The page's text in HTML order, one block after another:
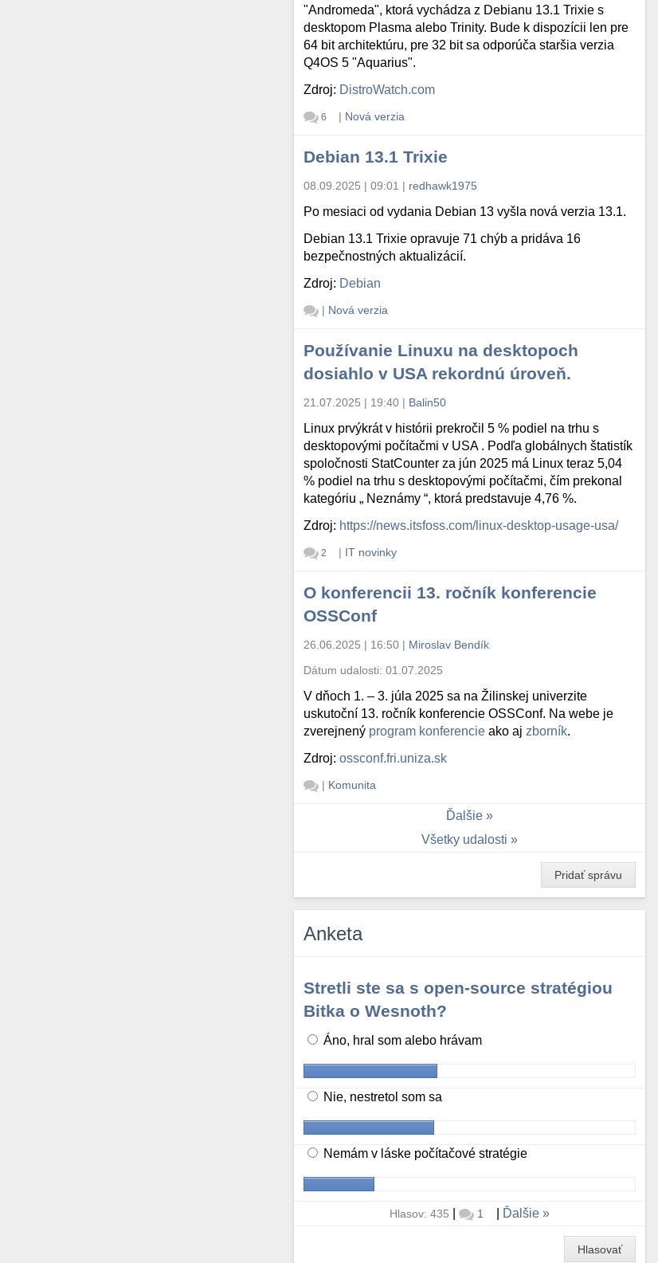
"Andromeda", ktorá vychádza z Debianu 13.1 Trixie s
desktopom Plasma alebo Trinity. Bude k dispozícii len pre
64 bit architektúru, pre 32 bit sa odporúča staršia verzia
Q4OS 5 "Aquarius".
Zdroj: DistroWatch.com
6 | Nová verzia
Debian 13.1 Trixie
08.09.2025 | 09:01 | redhawk1975
Po mesiaci od vydania Debian 13 vyšla nová verzia 13.1.
Debian 13.1 Trixie opravuje 71 chýb a pridáva 16
bezpečnostných aktualizácií.
Zdroj: Debian
| Nová verzia
Používanie Linuxu na desktopoch
dosiahlo v USA rekordnú úroveň.
21.07.2025 | 19:40 | Balin50
Linux prvýkrát v histórii prekročil 5 % podiel na trhu s
desktopovými počítačmi v USA . Podľa globálnych štatistík
spoločnosti StatCounter za jún 2025 má Linux teraz 5,04
% podiel na trhu s desktopovými počítačmi, čím prekonal
kategóriu „ Neznámy “, ktorá predstavuje 4,76 %.
Zdroj: https://news.itsfoss.com/linux-desktop-usage-usa/
2 | IT novinky
O konferencii 13. ročník konferencie
OSSConf
26.06.2025 | 16:50 | Miroslav Bendík
Dátum udalosti:01.07.2025
V dňoch 1. – 3. júla 2025 sa na Žilinskej univerzite
uskutoční 13. ročník konferencie OSSConf. Na webe je
zverejnený program konferencie ako aj zborník.
Zdroj:ossconf.fri.uniza.sk
| Komunita
Ďalšie
Všetky udalosti
Pridať správu
Anketa
Stretli ste sa s open-source stratégiou
Bitka o Wesnoth?
Áno, hral som alebo hrávam
Nie, nestretol som sa
Nemám v láske počítačové stratégie
Hlasov: 435 | 1 Ďalšie
Hlasovať